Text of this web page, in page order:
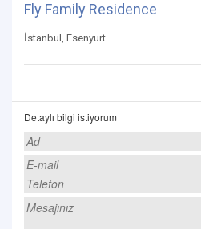
Fly Family Residence
İstanbul, Esenyurt
Detaylı bilgi istiyorum